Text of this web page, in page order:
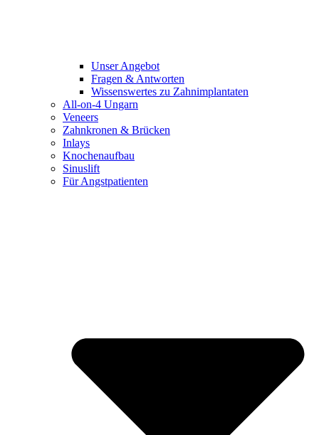
Unser Angebot
Fragen & Antworten
Wissenswertes zu Zahnimplantaten
All-on-4 Ungarn
Veneers
Zahnkronen & Brücken
Inlays
Knochenaufbau
Sinuslift
Für Angstpatienten